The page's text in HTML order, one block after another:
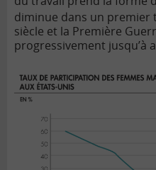
diminue dans un premier
siècle et la Première
progressivement jusqu’à